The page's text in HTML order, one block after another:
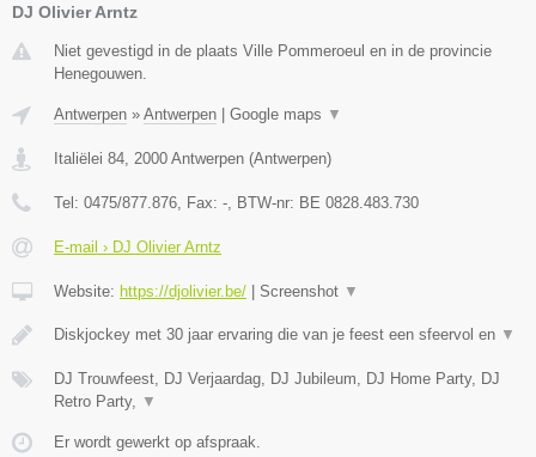
DJ Olivier Arntz
Niet gevestigd in de plaats Ville Pommeroeul en in de provincie
Henegouwen.
Antwerpen » Antwerpen Google maps ▼
Italiëlei 84 2000 Antwerpen (Antwerpen)
Tel: 0475/877.876 , Fax: - , BTW-nr: BE 0828.483.730
E-mail › DJ Olivier Arntz
Website: https://djolivier.be/ Screenshot ▼
Diskjockey met 30 jaar ervaring die van je feest een sfeervol en ▼
DJ Trouwfeest, DJ Verjaardag, DJ Jubileum, DJ Home Party, DJ
Retro Party,
▼
Er wordt gewerkt op afspraak.